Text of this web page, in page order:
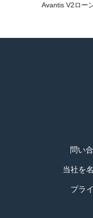
Avantis V2ロー
問い
当社を
プラ